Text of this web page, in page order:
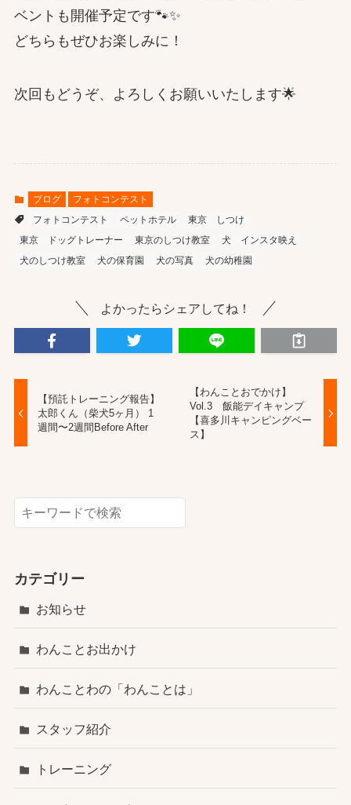
ベントも開催予定です🐾✨
どちらもぜひお楽しみに！
次回もどうぞ、よろしくお願いいたします🌟
ブログ
フォトコンテスト
フォトコンテスト
ペットホテル
東京 しつけ
東京 ドッグトレーナー
東京のしつけ教室
犬 インスタ映え
犬のしつけ教室
犬の保育園 犬の写真 犬の幼稚園
よかったらシェアしてね！
【預託トレーニング報告】
太郎くん（柴犬5ヶ月） 1
週間〜2週間Before After
【わんことおでかけ】
Vol.3 飯能デイキャンプ
【喜多川キャンピングベー
ス】
検索
カテゴリー
お知らせ
わんことお出かけ
わんことわの「わんことは」
スタッフ紹介
トレーニング